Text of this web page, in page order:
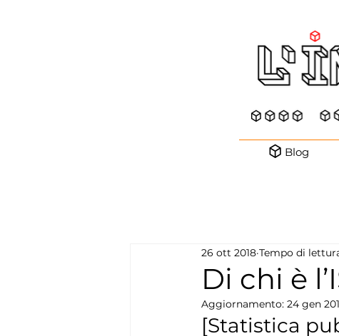
Blog
Di chi è
26 ott 2018 Tempo di
Aggiornamento: 24 gen
[Statistica